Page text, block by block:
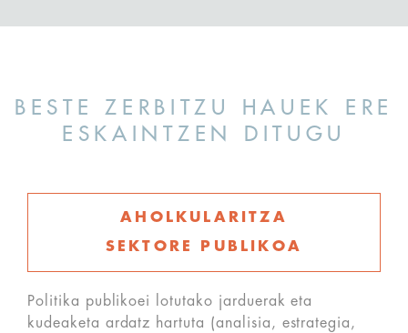
BESTE ZERBITZU HAUEK ERE
ESKAINTZEN DITUGU
AHOLKULARITZA
SEKTORE PUBLIKOA
Politika publikoei lotutako jarduerak eta
kudeaketa ardatz hartuta (analisia, estrategia,